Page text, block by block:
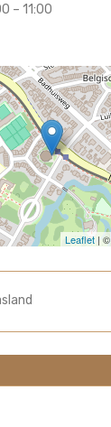
–11:00
Leaflet| ©